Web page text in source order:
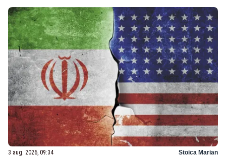
3 aug. 2026, 09:34 Stoica Marian